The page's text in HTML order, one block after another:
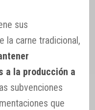
sus
la carne tradicional,
a la producción a
subvenciones
que